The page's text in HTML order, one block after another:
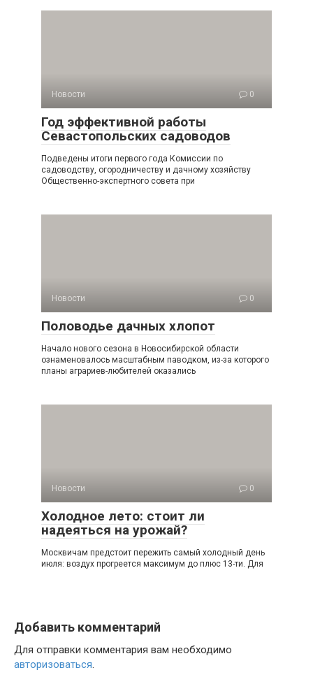
Новости 0
Год эффективной работы
Севастопольских садоводов
Подведены итоги первого года Комиссии по
садоводству, огородничеству и дачному хозяйству
Общественно-экспертного совета при
Новости 0
Половодье дачных хлопот
Начало нового сезона в Новосибирской области
ознаменовалось масштабным паводком, из-за которого
планы аграриев-любителей оказались
Новости 0
Холодное лето: стоит ли
надеяться на урожай?
Москвичам предстоит пережить самый холодный день
июля: воздух прогреется максимум до плюс 13-ти. Для
Добавить комментарий
Для отправки комментария вам необходимо
авторизоваться.